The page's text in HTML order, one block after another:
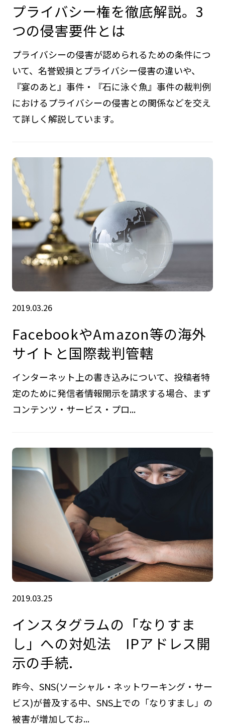
プライバシー権を徹底解説。3
つの侵害要件とは
プライバシーの侵害が認められるための条件につ
いて、名誉毀損とプライバシー侵害の違いや、
『宴のあと』事件・『石に泳ぐ魚』事件の裁判例
におけるプライバシーの侵害との関係などを交え
て詳しく解説しています。
2019.03.26
FacebookやAmazon等の海外
サイトと国際裁判管轄
インターネット上の書き込みについて、投稿者特
定のために発信者情報開示を請求する場合、まず
コンテンツ・サービス・プロ...
2019.03.25
インスタグラムの「なりすま
し」への対処法 IPアドレス開
示の手続.
昨今、SNS(ソーシャル・ネットワーキング・サー
ビス)が普及する中、SNS上での「なりすまし」の
被害が増加してお...